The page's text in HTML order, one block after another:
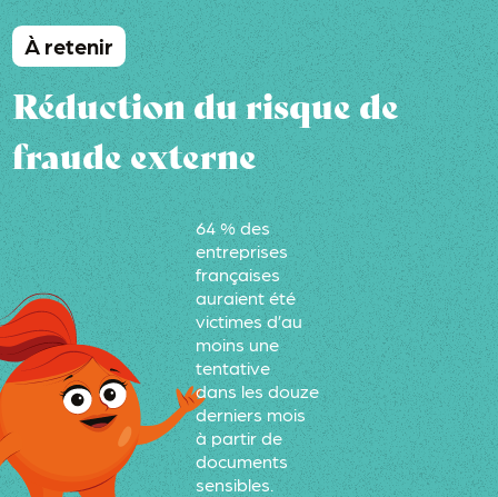
À retenir
Réduction du risque de
fraude externe
64 % des
entreprises
françaises
auraient été
victimes d’au
moins une
tentative
dans les douze
derniers mois
à partir de
documents
sensibles.